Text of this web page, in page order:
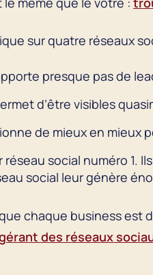
sur quatre réseaux
presque pas de
d’être visibles
de mieux en mieux
réseau social numéro 1.
social leur génère
chaque business est
des réseaux